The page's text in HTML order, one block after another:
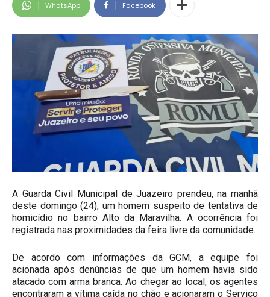
WhatsApp Facebook
A Guarda Civil Municipal de Juazeiro prendeu, na manhã
deste domingo (24), um homem suspeito de tentativa de
homicídio no bairro Alto da Maravilha. A ocorrência foi
registrada nas proximidades da feira livre da comunidade.
De acordo com informações da GCM, a equipe foi
acionada após denúncias de que um homem havia sido
atacado com arma branca. Ao chegar ao local, os agentes
encontraram a vítima caída no chão e acionaram o Serviço